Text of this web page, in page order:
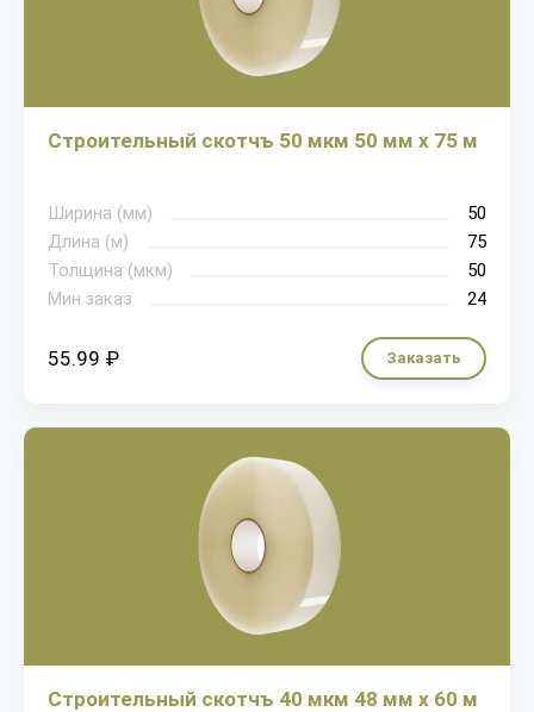
Строительный скотчъ 50 мкм 50 мм х 75 м
Ширина (мм)
50
Длина (м)
75
Толщина (мкм)
50
Мин.заказ
24
55.99 ₽ Заказать
Строительный скотчъ 40 мкм 48 мм х 60 м